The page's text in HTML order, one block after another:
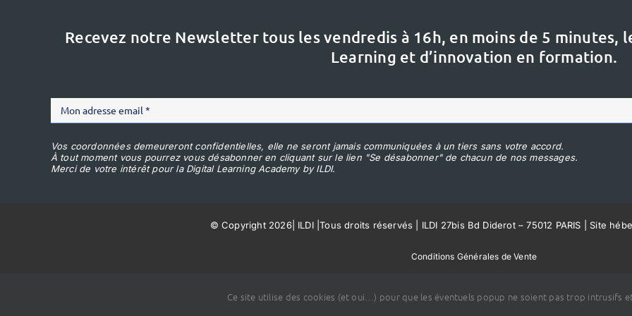
Recevez notre Newsletter tous les vendredis à 16h, en moins de 5 minutes,
Learning et d’innovation en formation.
Vos coordonnées demeureront confidentielles, elle ne seront jamais communiquées à un tiers sans votre accord.
À tout moment vous pourrez vous désabonner en cliquant sur le lien "Se désabonner" de chacun de nos messages.
Merci de votre intérêt pour la Digital Learning Academy by ILDI.
© Copyright 2026| ILDI|Tous droits réservés | ILDI 27bis Bd Diderot – 75012 PARIS | Site
Conditions Générales de Vente
Ce site utilise des cookies (et oui…) pour que les éventuels popup ne soient pas trop intrusifs